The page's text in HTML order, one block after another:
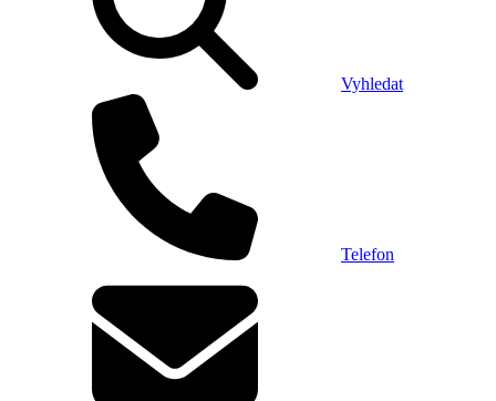
Vyhledat
Telefon